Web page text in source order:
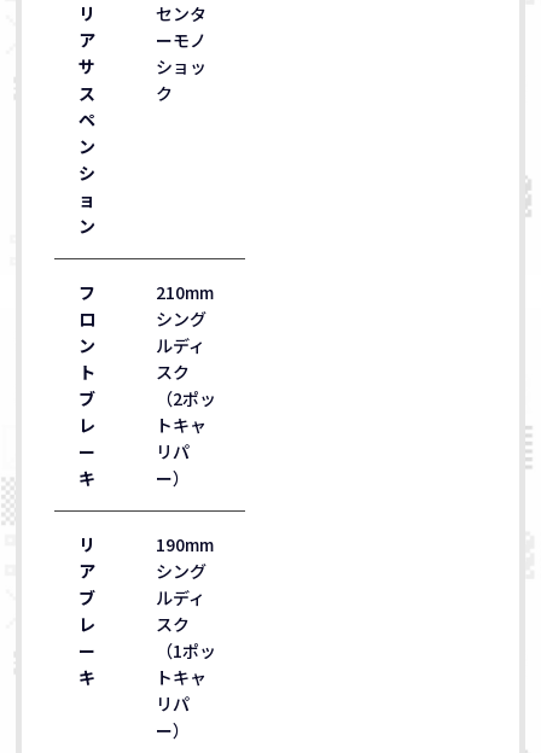
リ
ア
サ
ス
ペ
ン
シ
ョ
ン
センタ
ーモノ
ショッ
ク
フ
ロ
ン
ト
ブ
レ
ー
キ
210mm
シング
ルディ
スク
（2ポッ
トキャ
リパ
ー）
リ
ア
ブ
レ
ー
キ
190mm
シング
ルディ
スク
（1ポッ
トキャ
リパ
ー）